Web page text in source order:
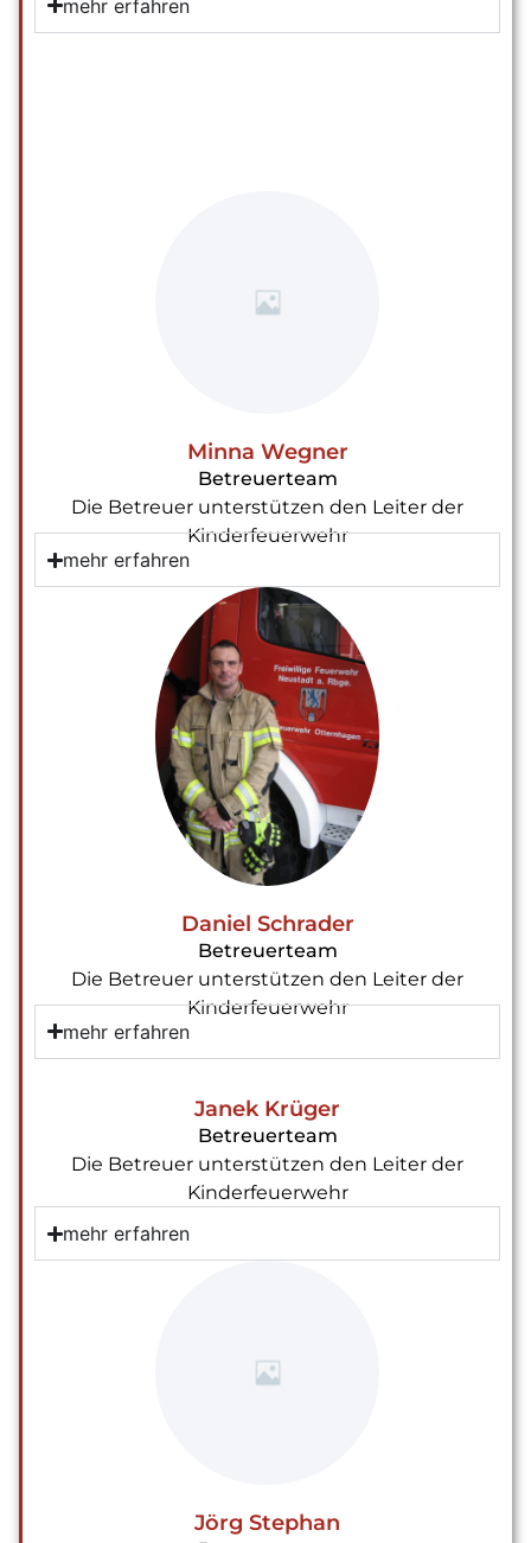
mehr erfahren
Minna Wegner
Betreuerteam
Die Betreuer unterstützen den Leiter der
Kinderfeuerwehr
mehr erfahren
Daniel Schrader
Betreuerteam
Die Betreuer unterstützen den Leiter der
Kinderfeuerwehr
mehr erfahren
Janek Krüger
Betreuerteam
Die Betreuer unterstützen den Leiter der
Kinderfeuerwehr
mehr erfahren
Jörg Stephan